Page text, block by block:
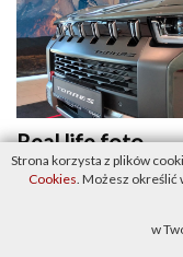
Real life foto
z premiery
Strona korzysta z plików
Cookies. Możesz określić
w